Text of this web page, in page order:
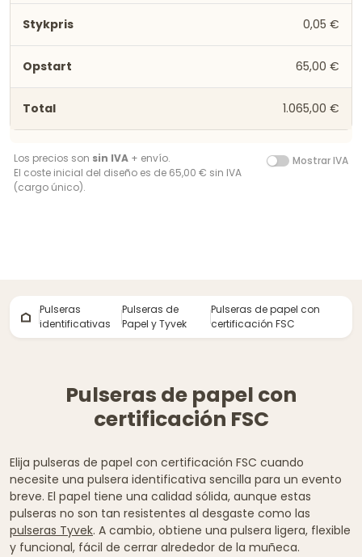
0,05 €
65,00 €
1.065,00 €
Los precios son sin IVA + envío.
El coste inicial del diseño es de 65,00 € sin IVA
(cargo único).
Mostrar IVA
Pulseras
identificativas
Pulseras de
Papel y Tyvek
Pulseras de papel con
certificación FSC
Pulseras de papel con
certificación FSC
Elija pulseras de papel con certificación FSC cuando
necesite una pulsera identificativa sencilla para un evento
breve. El papel tiene una calidad sólida, aunque estas
pulseras no son tan resistentes al desgaste como las
pulseras Tyvek. A cambio, obtiene una pulsera ligera, flexible
y funcional, fácil de cerrar alrededor de la muñeca.